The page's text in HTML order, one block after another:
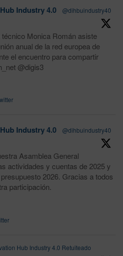
Industry 4.0
@dihbuindustry40
Monica Román asiste
anual de la red europea de
el encuentro para compartir
@digis3
Industry 4.0
@dihbuindustry40
Asamblea General
actividades y cuentas de 2025 y
2026. Gracias a todos
participación.
Hub Industry 4.0 Retuiteado